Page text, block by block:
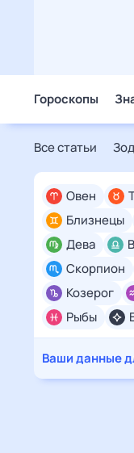
Гороскопы
Все статьи
Овен
Близнецы
Дева
Скорпион
Козерог
Рыбы
Ваши данные